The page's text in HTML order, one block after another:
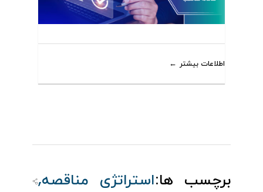
اطلاعات بیشتر
برچسب ها:استراتژی مناقصه,